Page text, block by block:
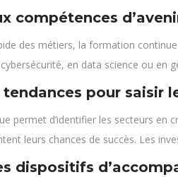
compétences
des métiers, la formation
en data science ou en
pour saisir
permet d’identifier les secteurs
leurs chances de succès. Les
dispositifs